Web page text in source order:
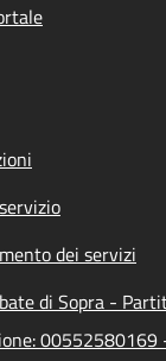
dei servizi
di Sopra -
00552580169